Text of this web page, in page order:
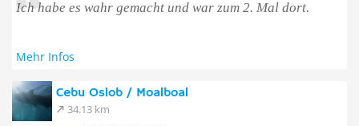
Ich habe es wahr gemacht und war zum 2. Mal dort.
Mehr Infos
Cebu Oslob / Moalboal
34.13 km